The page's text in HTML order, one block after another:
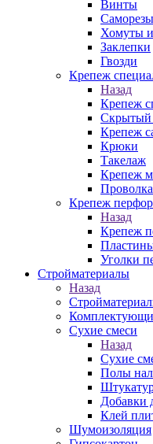
Винты
Саморезы
Хомуты
Заклепки
Гвозди
Крепеж
Назад
Крепеж
Скрытый
Крепеж
Крюки
Такелаж
Крепеж
Проволка
Крепеж
Назад
Крепеж
Уголки
Стройматериалы
Назад
Сухие смеси
Назад
Сухие
Полы
Добавки
Клей
Шумоизоляция